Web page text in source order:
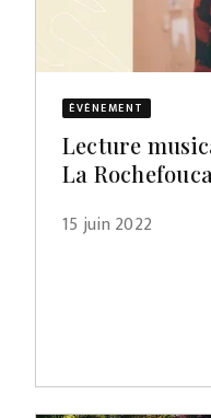
ÉVÈNEMENT
Lecture
La
15 juin 2022